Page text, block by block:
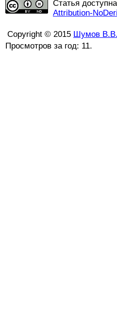
Статья
Attribution-
Copyright © 2015 Шумов
Просмотров за год: 11.